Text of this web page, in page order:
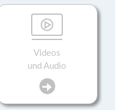
Videos
und Audio